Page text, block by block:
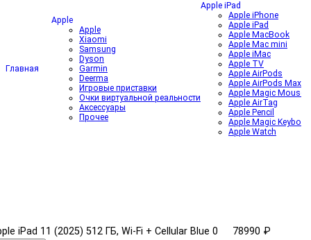
Главная
Apple
Apple
Xiaomi
Samsung
Dyson
Garmin
Deerma
Игровые приставки
Очки виртуальной реальности
Аксессуары
Прочее
Apple iPad
Apple iPhone
Apple iPad
Apple MacBook
Apple Mac mini
Apple iMac
Apple TV
Apple AirPods
Apple AirPods Max
Apple Magic Mouse
Apple AirTag
Apple Pencil
Apple Magic
Apple Watch
iPad 11 (2025) 512 ГБ, Wi-Fi + Cellular Blue 0 78990 ₽